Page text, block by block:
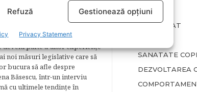
Refuză Gestionează opțiuni
Privacy Statement
să obtineţi ceea ce vă doriţi
vă stârnim, lună de lună,
copil, fie deja aţi împărtăşit
şi recomandări avizate.
parte a unor experienţe
noi măsuri legislative care să
bucura să afle despre
Băsescu, într-un interviu
cu ultimele tendinţe în
FAMILIA
COMUNICAT
SANATATE
DEZVOLTAREA